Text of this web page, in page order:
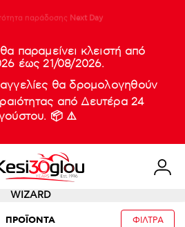
παράδοσης Next Day
Νέες
παραμείνει κλειστή από
έως 21/08/2026.
θα δρομολογηθούν
από Δευτέρα 24
📦 ⚠️
WIZARD
ΠΡΟΪΟΝΤΑ ΦΙΛΤΡΑ